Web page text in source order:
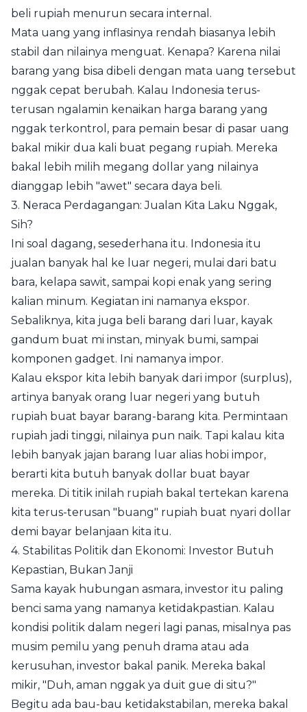
beli rupiah menurun secara internal.
Mata uang yang inflasinya rendah biasanya lebih
stabil dan nilainya menguat. Kenapa? Karena nilai
barang yang bisa dibeli dengan mata uang tersebut
nggak cepat berubah. Kalau Indonesia terus-
terusan ngalamin kenaikan harga barang yang
nggak terkontrol, para pemain besar di pasar uang
bakal mikir dua kali buat pegang rupiah. Mereka
bakal lebih milih megang dollar yang nilainya
dianggap lebih "awet" secara daya beli.
3. Neraca Perdagangan: Jualan Kita Laku Nggak,
Sih?
Ini soal dagang, sesederhana itu. Indonesia itu
jualan banyak hal ke luar negeri, mulai dari batu
bara, kelapa sawit, sampai kopi enak yang sering
kalian minum. Kegiatan ini namanya ekspor.
Sebaliknya, kita juga beli barang dari luar, kayak
gandum buat mi instan, minyak bumi, sampai
komponen gadget. Ini namanya impor.
Kalau ekspor kita lebih banyak dari impor (surplus),
artinya banyak orang luar negeri yang butuh
rupiah buat bayar barang-barang kita. Permintaan
rupiah jadi tinggi, nilainya pun naik. Tapi kalau kita
lebih banyak jajan barang luar alias hobi impor,
berarti kita butuh banyak dollar buat bayar
mereka. Di titik inilah rupiah bakal tertekan karena
kita terus-terusan "buang" rupiah buat nyari dollar
demi bayar belanjaan kita itu.
4. Stabilitas Politik dan Ekonomi: Investor Butuh
Kepastian, Bukan Janji
Sama kayak hubungan asmara, investor itu paling
benci sama yang namanya ketidakpastian. Kalau
kondisi politik dalam negeri lagi panas, misalnya pas
musim pemilu yang penuh drama atau ada
kerusuhan, investor bakal panik. Mereka bakal
mikir, "Duh, aman nggak ya duit gue di situ?"
Begitu ada bau-bau ketidakstabilan, mereka bakal